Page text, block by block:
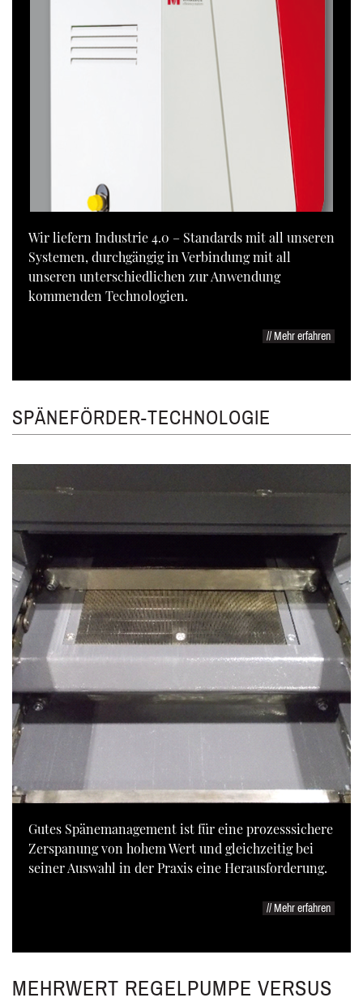
Wir liefern Industrie 4.0 – Standards mit all unseren
Systemen, durchgängig in Verbindung mit all
unseren unterschiedlichen zur Anwendung
kommenden Technologien.
// Mehr erfahren
SPÄNEFÖRDER-TECHNOLOGIE
Gutes Spänemanagement ist für eine prozesssichere
Zerspanung von hohem Wert und gleichzeitig bei
seiner Auswahl in der Praxis eine Herausforderung.
// Mehr erfahren
MEHRWERT REGELPUMPE VERSUS